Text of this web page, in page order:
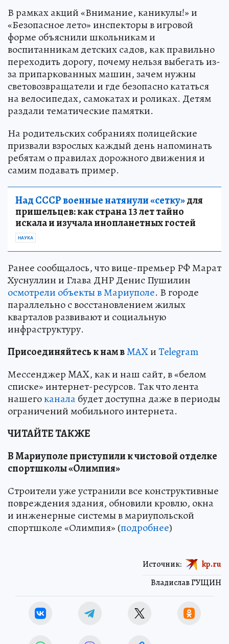
В рамках акций «Внимание, каникулы!» и
«Безопасное лето» инспекторы в игровой
форме объяснили школьникам и
воспитанникам детских садов, как правильно
переходить дорогу, почему нельзя выбегать из-
за припаркованных машин, зачем нужны
световозвращатели и где безопасно кататься
на велосипедах, самокатах и роликах. Детям
раздали тематические памятки.
На родительских собраниях полицейские
призвали взрослых каждый день напоминать
ребятам о правилах дорожного движения и
самим подавать пример.
Над СССР военные натянули «сетку»для
пришельцев: как страна 13 лет тайно
искала и изучала инопланетных гостей
НАУКА
Ранее сообщалось, что вице-премьер РФ Марат
Хуснуллин и Глава ДНР Денис Пушилин
осмотрели объекты в Мариуполе. В городе
параллельно с восстановлением жилых
кварталов развивают и социальную
инфраструктуру.
Присоединяйтесь к нам вMAXиTelegram
Мессенджер MAX, как и наш сайт, в «белом
списке» интернет-ресурсов. Так что лента
нашегоканалабудет доступна даже в периоды
ограничений мобильного интернета.
ЧИТАЙТЕ ТАКЖЕ
В Мариуполе приступили к чистовой отделке
спортшколы «Олимпия»
Строители уже устранили все конструктивные
повреждения здания, обновили кровлю, окна
и инженерные системы в мариупольской
спортшколе «Олимпия» (подробнее)
Владислав ГУЩИН
Источник: kp.ru